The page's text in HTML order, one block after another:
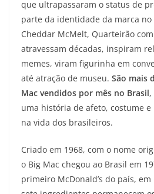
que ultrapassaram o status de
parte da identidade da marca no
Cheddar McMelt, Quarteirão
atravessam décadas, inspiram
memes, viram figurinha em
até atração de museu. São mais
Mac vendidos por mês no Brasil
uma história de afeto, costume
na vida dos brasileiros.
Criado em 1968, com o nome
o Big Mac chegou ao Brasil em
primeiro McDonald’s do país, em